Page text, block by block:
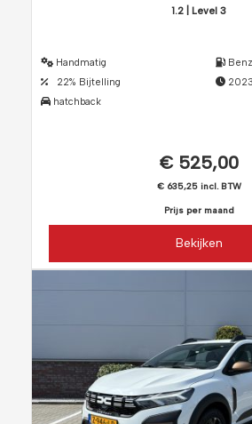
1.2 | Level 3
Handmatig
22% Bijtelling
hatchback
2023
€ 525,00
€ 635,25 incl. BTW
Prijs per maand
Bekijken